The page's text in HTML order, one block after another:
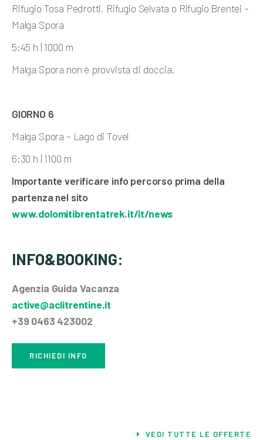
Rifugio Tosa Pedrotti, Rifugio Selvata o Rifugio Brentei –
Malga Spora
5:45 h | 1000 m
Malga Spora non è provvista di doccia.
GIORNO 6
Malga Spora – Lago di Tovel
6:30 h | 1100 m
Importante verificare info percorso prima della
partenza nel sito
www.dolomitibrentatrek.it/it/news
INFO&BOOKING:
Agenzia Guida Vacanza
active@aclitrentine.it
+39 0463 423002
RICHIEDI INFO
VEDI TUTTE LE OFFERTE